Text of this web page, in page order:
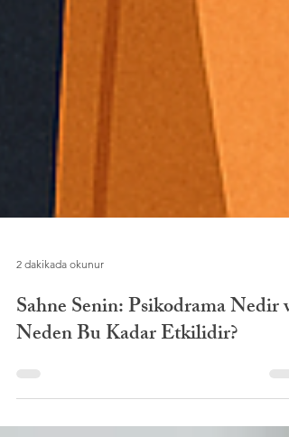
2 dakikada okunur
Sahne Senin: Psikodrama Nedir ve
Neden Bu Kadar Etkilidir?